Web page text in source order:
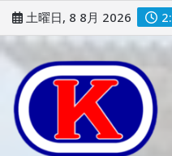
ン
テ
土曜日, 8 8月 2026